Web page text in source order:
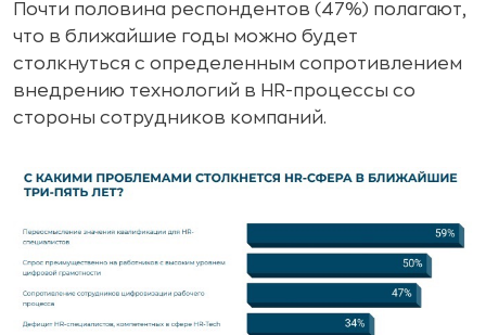
Почти половина респондентов (47%) полагают,
что в ближайшие годы можно будет
столкнуться с определенным сопротивлением
внедрению технологий в HR-процессы со
стороны сотрудников компаний.